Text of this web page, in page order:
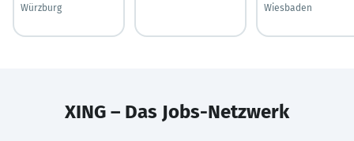
Würzburg
Wiesbaden
XING – Das Jobs-Netzwerk